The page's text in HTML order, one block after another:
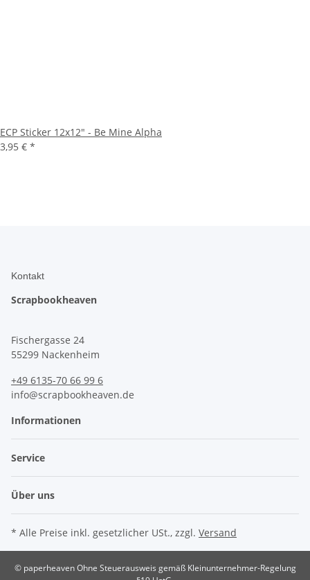
ECP Sticker 12x12" - Be Mine Alpha
3,95 € *
Kontakt
Scrapbookheaven
Fischergasse 24
55299 Nackenheim
+49 6135-70 66 99 6
info@scrapbookheaven.de
Informationen
Service
Über uns
* Alle Preise inkl. gesetzlicher USt., zzgl. Versand
© paperheaven Ohne Steuerausweis gemäß Kleinunternehmer-Regelung